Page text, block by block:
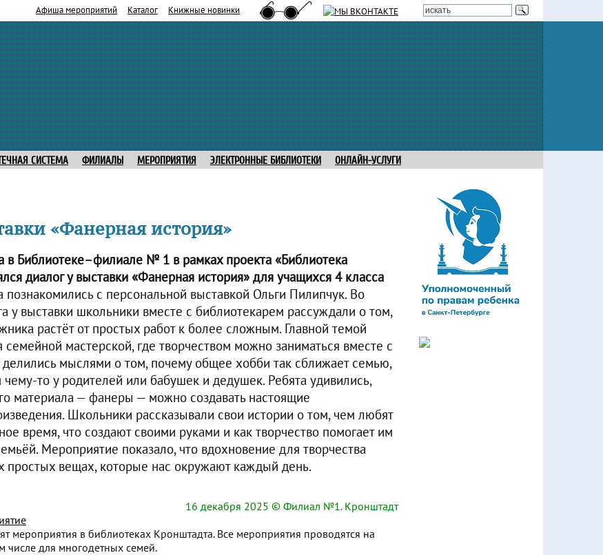
Афиша мероприятий Каталог Книжные новинки
СИСТЕМА ФИЛИАЛЫ МЕРОПРИЯТИЯ ЭЛЕКТРОННЫЕ БИБЛИОТЕКИ ОНЛАЙН-УСЛУГИ
«Фанерная история»
в Библиотеке–филиале № 1 в рамках проекта «Библиотека
диалог у выставки «Фанерная история» для учащихся 4 класса
познакомились с персональной выставкой Ольги Пилипчук. Во
у выставки школьники вместе с библиотекарем рассуждали о том,
растёт от простых работ к более сложным. Главной темой
семейной мастерской, где творчеством можно заниматься вместе с
делились мыслями о том, почему общее хобби так сближает семью,
чему-то у родителей или бабушек и дедушек. Ребята удивились,
материала — фанеры — можно создавать настоящие
Школьники рассказывали свои истории о том, чем любят
время, что создают своими руками и как творчество помогает им
Мероприятие показало, что вдохновение для творчества
простых вещах, которые нас окружают каждый день.
16 декабря 2025 © Филиал №1. Кронштадт
мероприятия в библиотеках Кронштадта. Все мероприятия проводятся на
числе для многодетных семей.